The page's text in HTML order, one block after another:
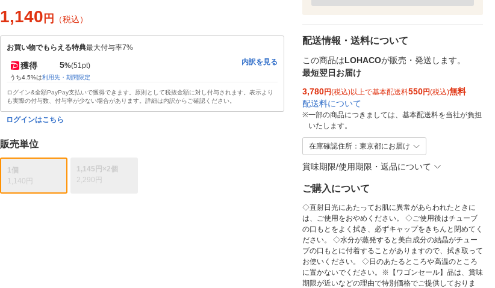
1,140 円 （税込）
お買い物でもらえる特典最大付与率7%
獲得 5%(51pt)
うち4.5%は利用先・期間限定
内訳を見る
ログイン&全額PayPay支払いで獲得できます。原則として税抜金額に対し付与されます。表示より
も実際の付与数、付与率が少ない場合があります。詳細は内訳からご確認ください。
ログインはこちら
販売単位
1個
1,140円
1,145円×2個
2,290円
配送情報・送料について
この商品はLOHACOが販売・発送します。
最短翌日お届け
3,780円(税込)以上で基本配送料550円(税込)無料
配送料について
※一部の商品につきましては、基本配送料を当社が負担
いたします。
在庫確認住所：東京都にお届け
賞味期限/使用期限・返品について
ご購入について
◇直射日光にあたってお肌に異常があらわれたときに
は、ご使用をおやめください。 ◇ご使用後はチューブ
の口もとをよく拭き、必ずキャップをきちんと閉めてく
ださい。 ◇水分が蒸発すると美白成分の結晶がチュー
ブの口もとに付着することがありますので、拭き取って
お使いください。 ◇日のあたるところや高温のところ
に置かないでください。※【ワゴンセール】品は、賞味
期限が近いなどの理由で特別価格でご提供しておりま